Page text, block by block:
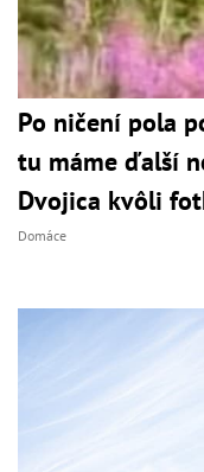
Po ničení pola
tu máme ďalší
Dvojica kvôli
Domáce